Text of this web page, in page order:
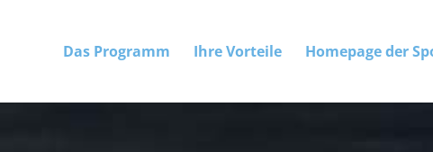
Das Programm Ihre Vorteile Homepage der